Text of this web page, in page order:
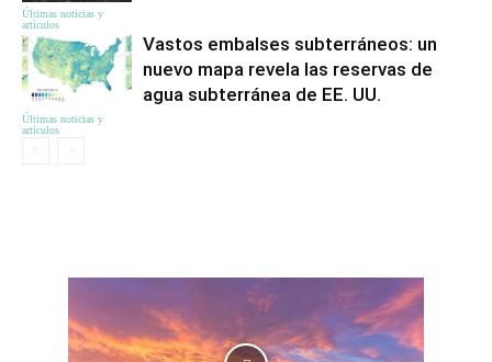
Últimas noticias y
artículos
Últimas noticias y
artículos
Vastos embalses subterráneos: un
nuevo mapa revela las reservas de
agua subterránea de EE. UU.